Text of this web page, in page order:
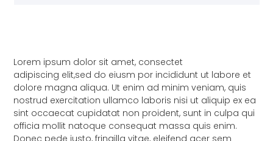
Lorem ipsum dolor sit amet, consectet
adipiscing elit,sed do eiusm por incididunt ut labore et
dolore magna aliqua. Ut enim ad minim veniam, quis
nostrud exercitation ullamco laboris nisi ut aliquip ex ea
sint occaecat cupidatat non proident, sunt in culpa qui
officia mollit natoque consequat massa quis enim.